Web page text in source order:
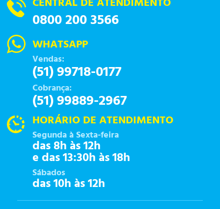
0800 200 3566
WHATSAPP
Vendas:
(51) 99718-0177
Cobrança:
(51) 99889-2967
HORÁRIO DE ATENDIMENTO
Segunda à Sexta-feira
das 8h às 12h
e das 13:30h às 18h
Sábados
das 10h às 12h